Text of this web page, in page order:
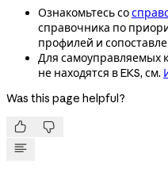
Ознакомьтесь со
справочника по
профилей и
Для самоуправляемых
не находятся в EKS, см.
Was this page helpful?
 